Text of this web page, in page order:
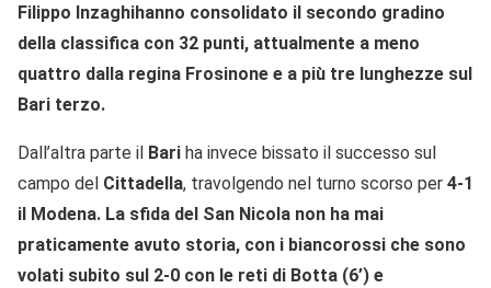
Filippo Inzaghihanno consolidato il secondo gradino
della classifica con 32 punti, attualmente a meno
quattro dalla regina Frosinone e a più tre lunghezze sul
Bari terzo.
Dall’altra parte il Bari ha invece bissato il successo sul
campo del Cittadella, travolgendo nel turno scorso per 4-1
il Modena. La sfida del San Nicola non ha mai
praticamente avuto storia, con i biancorossi che sono
volati subito sul 2-0 con le reti di Botta (6’) e